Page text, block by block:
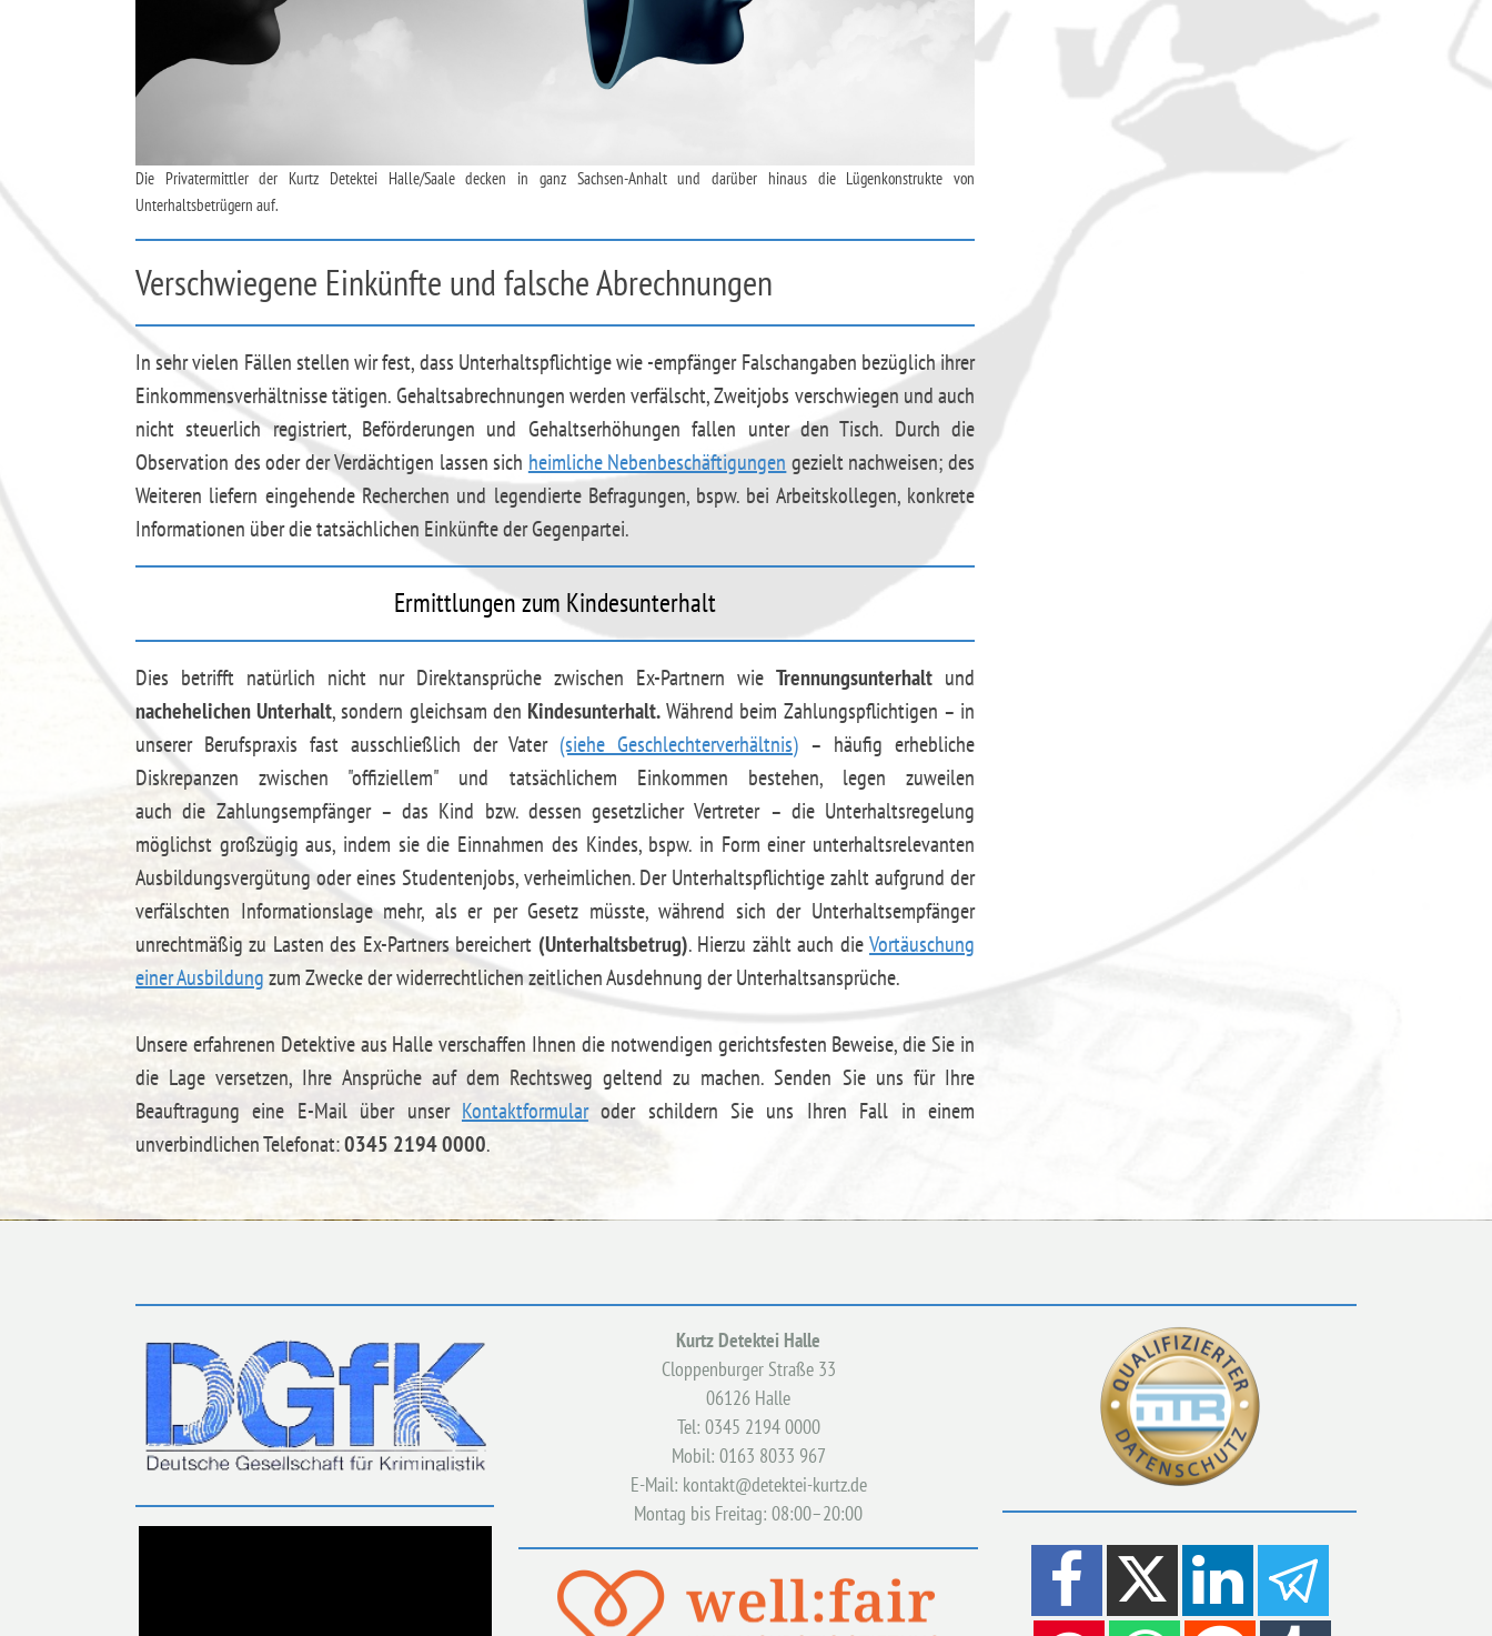
Die Privatermittler der Kurtz Detektei Halle/Saale decken in ganz Sachsen-Anhalt und darüber hinaus die Lügenkonstrukte von
Unterhaltsbetrügern auf.
Verschwiegene Einkünfte und falsche Abrechnungen
In sehr vielen Fällen stellen wir fest, dass Unterhaltspflichtige wie -empfänger Falschangaben bezüglich ihrer
Einkommensverhältnisse tätigen. Gehaltsabrechnungen werden verfälscht, Zweitjobs verschwiegen und auch
nicht steuerlich registriert, Beförderungen und Gehaltserhöhungen fallen unter den Tisch. Durch die
Observation des oder der Verdächtigen lassen sich heimliche Nebenbeschäftigungen gezielt nachweisen; des
Weiteren liefern eingehende Recherchen und legendierte Befragungen, bspw. bei Arbeitskollegen, konkrete
Informationen über die tatsächlichen Einkünfte der Gegenpartei.
Ermittlungen zum Kindesunterhalt
Dies betrifft natürlich nicht nur Direktansprüche zwischen Ex-Partnern wie Trennungsunterhalt und
nachehelichen Unterhalt, sondern gleichsam den Kindesunterhalt.Während beim Zahlungspflichtigen – in
unserer Berufspraxis fast ausschließlich der Vater (siehe Geschlechterverhältnis) – häufig erhebliche
Diskrepanzen zwischen "offiziellem" und tatsächlichem Einkommen bestehen, legen zuweilen
auch die Zahlungsempfänger – das Kind bzw. dessen gesetzlicher Vertreter – die Unterhaltsregelung
möglichst großzügig aus, indem sie die Einnahmen des Kindes, bspw. in Form einer unterhaltsrelevanten
Ausbildungsvergütung oder eines Studentenjobs, verheimlichen. Der Unterhaltspflichtige zahlt aufgrund der
verfälschten Informationslage mehr, als er per Gesetz müsste, während sich der Unterhaltsempfänger
unrechtmäßig zu Lasten des Ex-Partners bereichert (Unterhaltsbetrug). Hierzu zählt auch dieVortäuschung
einer Ausbildungzum Zwecke der widerrechtlichen zeitlichen Ausdehnung der Unterhaltsansprüche.
Unsere erfahrenen Detektive aus Halle verschaffen Ihnen die notwendigen gerichtsfesten Beweise, die Sie in
die Lage versetzen, Ihre Ansprüche auf dem Rechtsweg geltend zu machen. Senden Sie uns für Ihre
Beauftragung eine E-Mail über unser Kontaktformularoder schildern Sie uns Ihren Fall in einem
unverbindlichen Telefonat:0345 2194 0000.
Kurtz Detektei Halle
Cloppenburger Straße 33
06126 Halle
Tel: 0345 2194 0000
Mobil: 0163 8033 967
E-Mail: kontakt@detektei-kurtz.de
Montag bis Freitag: 08:00–20:00